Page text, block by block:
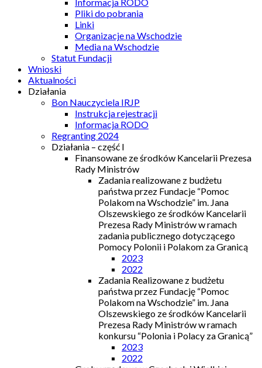
Pliki do pobrania
Linki
Organizacje na Wschodzie
Media na Wschodzie
Statut Fundacji
Wnioski
Aktualności
Działania
Bon Nauczyciela IRJP
Instrukcja rejestracji
Informacja RODO
Regranting 2024
Działania – część I
Finansowane ze środków Kancelarii Prezesa
Rady Ministrów
Zadania realizowane z budżetu
państwa przez Fundacje “Pomoc
Polakom na Wschodzie” im. Jana
Olszewskiego ze środków Kancelarii
Prezesa Rady Ministrów w ramach
zadania publicznego dotyczącego
Pomocy Polonii i Polakom za Granicą
2023
2022
Zadania Realizowane z budżetu
państwa przez Fundację “Pomoc
Polakom na Wschodzie” im. Jana
Olszewskiego ze środków Kancelarii
Prezesa Rady Ministrów w ramach
konkursu “Polonia i Polacy za Granicą”
2023
2022